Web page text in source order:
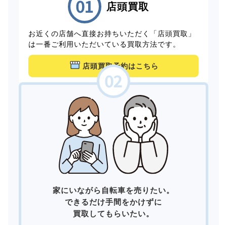
店頭買取
お近くの店舗へ直接お持ちいただく「店頭買取」
は一番ご利用いただいている買取方法です。
店頭買取予約はこちら
家にいながら自転車を売りたい。
できるだけ手間をかけずに
買取してもらいたい。